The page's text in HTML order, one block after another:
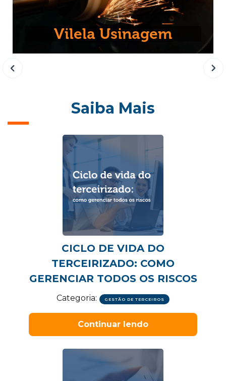
Vilela Usinagem
Saiba Mais
CICLO DE VIDA DO
TERCEIRIZADO: COMO
GERENCIAR TODOS OS RISCOS
Categoria: GESTÃO DE TERCEIROS
Continuar lendo